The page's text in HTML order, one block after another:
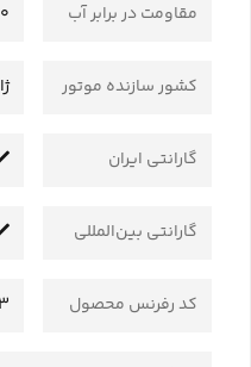
مقاومت در برابر آب
کشور سازنده موتور
گارانتی ایران
گارانتی بین‌المللی
کد رفرنس محصول